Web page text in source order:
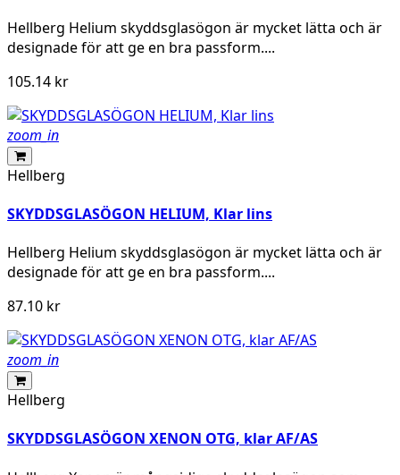
Hellberg Helium skyddsglasögon är mycket lätta och är
designade för att ge en bra passform....
105.14 kr
zoom_in
Hellberg
SKYDDSGLASÖGON HELIUM, Klar lins
Hellberg Helium skyddsglasögon är mycket lätta och är
designade för att ge en bra passform....
87.10 kr
zoom_in
Hellberg
SKYDDSGLASÖGON XENON OTG, klar AF/AS